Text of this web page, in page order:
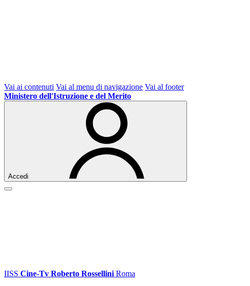
Vai ai contenuti Vai al menu di navigazione Vai al footer
Ministero dell'Istruzione e del Merito
Accedi
IISS Cine-Tv Roberto Rossellini Roma